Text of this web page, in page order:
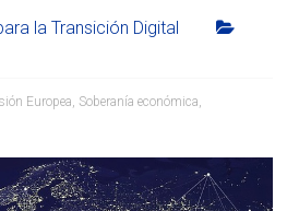
la Transición Digital
Europea Soberanía económica